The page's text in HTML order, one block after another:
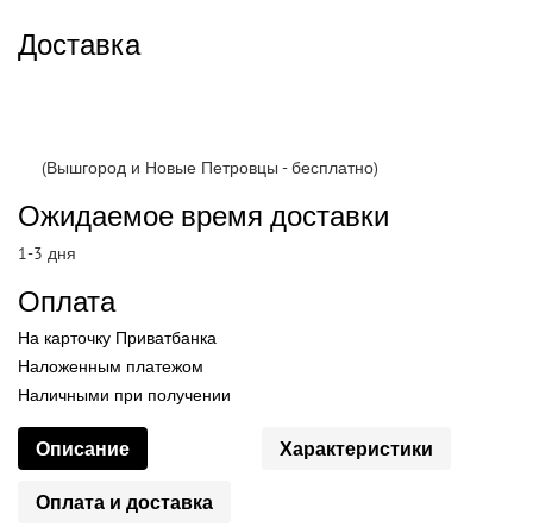
Доставка
(Вышгород и Новые Петровцы - бесплатно)
Ожидаемое время доставки
1-3 дня
Оплата
На карточку Приватбанка
Наложенным платежом
Наличными при получении
Описание Характеристики
Оплата и доставка